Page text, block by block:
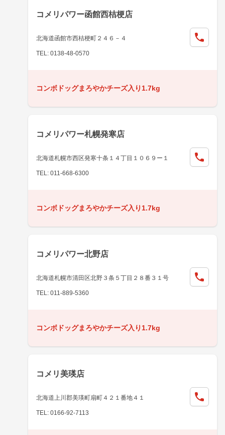
コメリパワー函館西桔梗店
北海道函館市西桔梗町２４６－４
TEL: 0138-48-0570
コンボドッグまろやかチーズ入り1.7kg
コメリパワー札幌発寒店
北海道札幌市西区発寒十条１４丁目１０６９ー１
TEL: 011-668-6300
コンボドッグまろやかチーズ入り1.7kg
コメリパワー北野店
北海道札幌市清田区北野３条５丁目２８番３１号
TEL: 011-889-5360
コンボドッグまろやかチーズ入り1.7kg
コメリ美瑛店
北海道上川郡美瑛町扇町４２１番地４１
TEL: 0166-92-7113